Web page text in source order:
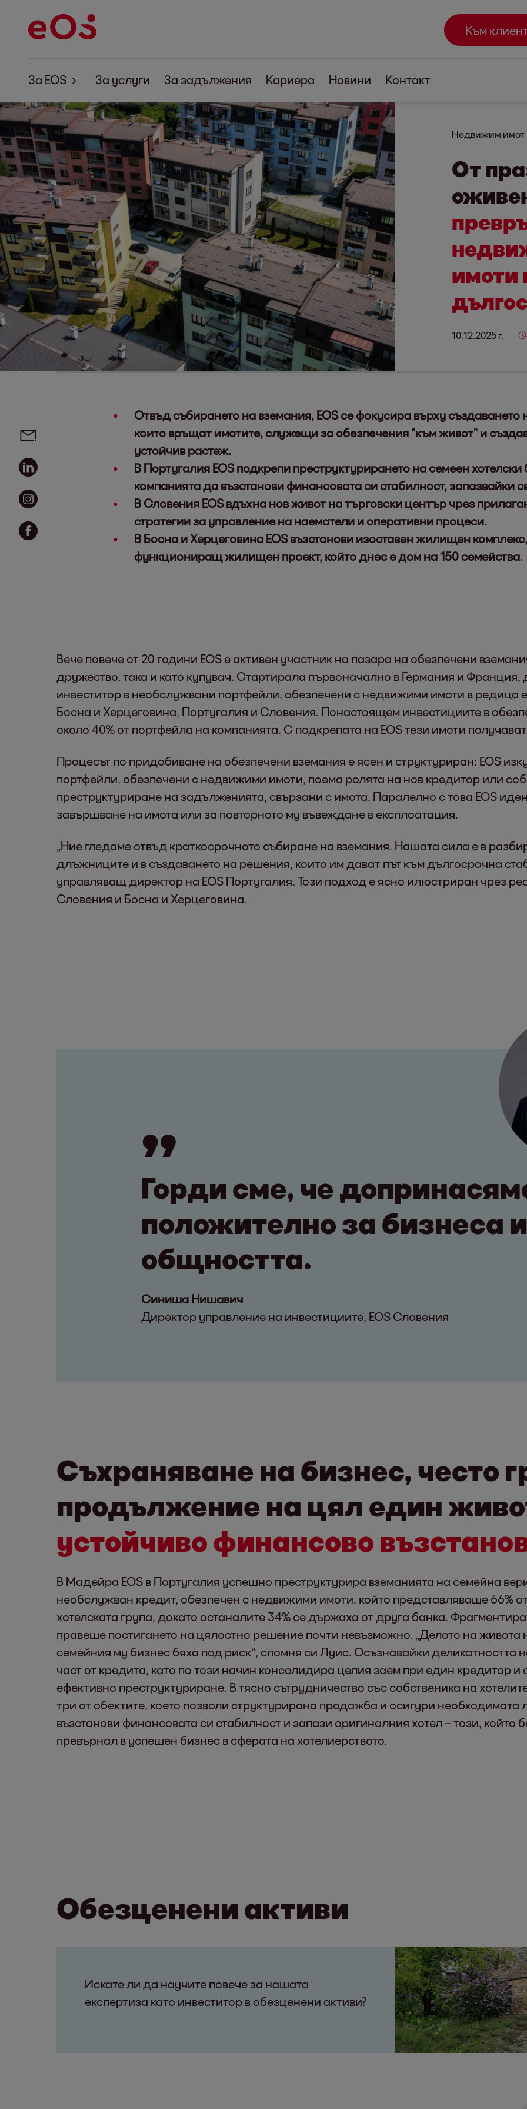
Към
За EOS
За EOS
Корпоративна отговорност
За услуги За задължения Кариера Новини Контакт
Недвижим имот
От
имоти
10.12.2025 г.
Отвъд събирането на вземания, EOS се фокусира върху
които връщат имотите, служещи за обезпечения "към живот" и
устойчив растеж.
В Португалия EOS подкрепи преструктурирането на семеен
компанията да възстанови финансовата си стабилност, запазвайки
В Словения EOS вдъхна нов живот на търговски център чрез
стратегии за управление на наематели и оперативни процеси.
В Босна и Херцеговина EOS възстанови изоставен жилищен
функциониращ жилищен проект, който днес е дом на 150 семейства.
Вече повече от 20 години EOS е активен участник на пазара на обезпечени
дружество, така и като купувач. Стартирала първоначално в Германия и Франция,
инвеститор в необслужвани портфейли, обезпечени с недвижими имоти в редица
Босна и Херцеговина, Португалия и Словения. Понастоящем инвестициите в
около 40% от портфейла на компанията. С подкрепата на EOS тези имоти
Процесът по придобиване на обезпечени вземания е ясен и структуриран: EOS
портфейли, обезпечени с недвижими имоти, поема ролята на нов кредитор или
преструктуриране на задълженията, свързани с имота. Паралелно с това EOS
завършване на имота или за повторното му въвеждане в експлоатация.
„Ние гледаме отвъд краткосрочното събиране на вземания. Нашата сила е в
длъжниците и в създаването на решения, които им дават път към дългосрочна
управляващ директор на EOS Португалия. Този подход е ясно илюстриран чрез
Словения и Босна и Херцеговина.
Горди сме, че
положително за бизнеса и
общността.
Синиша Нишавич
Директор управление на инвестициите, EOS Словения
Съхраняване на бизнес, често
продължение на цял един
устойчиво финансово
В Мадейра EOS в Португалия успешно преструктурира вземанията на семейна
необслужван кредит, обезпечен с недвижими имоти, който представляваше 66%
хотелската група, докато останалите 34% се държаха от друга банка.
правеше постигането на цялостно решение почти невъзможно. „Делото на
семейния му бизнес бяха под риск“, спомня си Луис. Осъзнавайки деликатността
част от кредита, като по този начин консолидира целия заем при един кредитор и
ефективно преструктуриране. В тясно сътрудничество със собственика на
три от обектите, което позволи структурирана продажба и осигури необходимата
възстанови финансовата си стабилност и запази оригиналния хотел – този, който
превърнал в успешен бизнес в сферата на хотелиерството.
Обезценени активи
Искате ли да научите повече за нашата
експертиза като инвеститор в обезценени активи?
Social media links - share article